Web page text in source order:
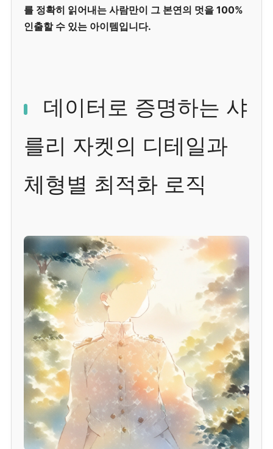
를 정확히 읽어내는 사람만이 그 본연의 멋을 100%
인출할 수 있는 아이템입니다.
데이터로 증명하는 샤
를리 자켓의 디테일과
체형별 최적화 로직